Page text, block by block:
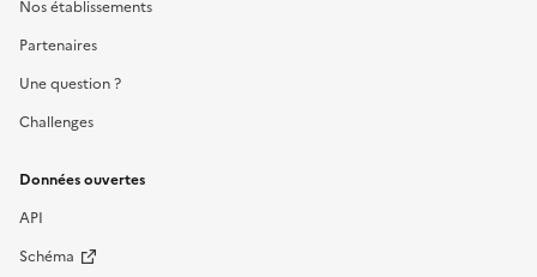
Nos établissements
Partenaires
Une question ?
Challenges
Données ouvertes
API
Schéma